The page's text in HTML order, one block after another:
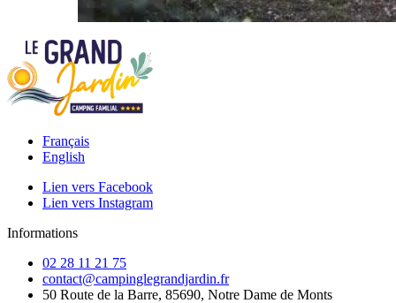
Français
English
Lien vers Facebook
Lien vers Instagram
Informations
02 28 11 21 75
contact@campinglegrandjardin.fr
50 Route de la Barre, 85690, Notre Dame de Monts